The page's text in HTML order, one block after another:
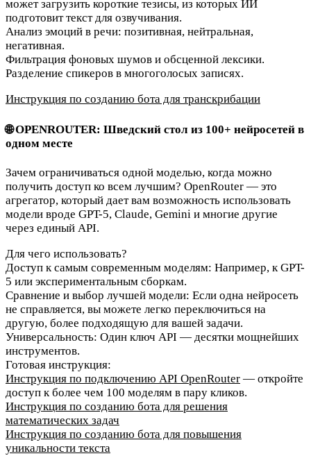
может загрузить короткие тезисы, из которых ИИ
подготовит текст для озвучивания.
Анализ эмоций в речи: позитивная, нейтральная,
негативная.
Фильтрация фоновых шумов и обсценной лексики.
Разделение спикеров в многоголосых записях.
Инструкция по созданию бота для транскрибации
🌐 OPENROUTER: Шведский стол из 100+ нейросетей в
одном месте
Зачем ограничиваться одной моделью, когда можно
получить доступ ко всем лучшим? OpenRouter — это
агрегатор, который дает вам возможность использовать
модели вроде GPT-5, Claude, Gemini и многие другие
через единый API.
Для чего использовать?
Доступ к самым современным моделям: Например, к GPT-
5 или экспериментальным сборкам.
Сравнение и выбор лучшей модели: Если одна нейросеть
не справляется, вы можете легко переключиться на
другую, более подходящую для вашей задачи.
Универсальность: Один ключ API — десятки мощнейших
инструментов.
Готовая инструкция:
Инструкция по подключению API OpenRouter — откройте
доступ к более чем 100 моделям в пару кликов.
Инструкция по созданию бота для решения
математических задач
Инструкция по созданию бота для повышения
уникальности текста